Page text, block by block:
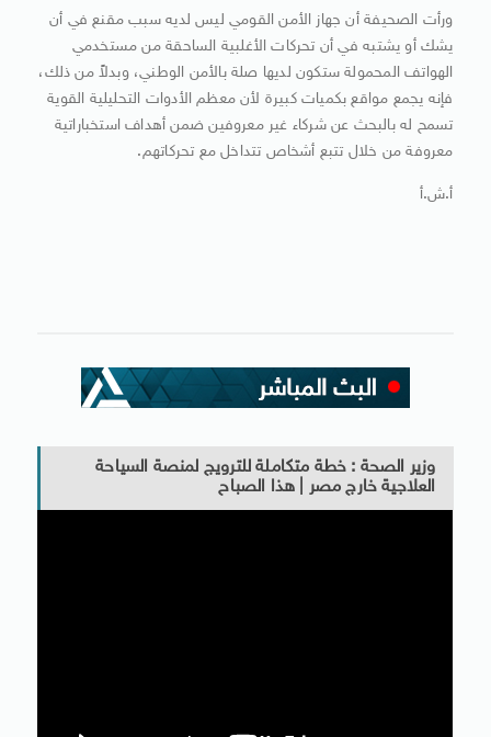
ورأت الصحيفة أن جهاز الأمن القومي ليس لديه سبب مقنع في أن
يشك أو يشتبه في أن تحركات الأغلبية الساحقة من مستخدمي
الهواتف المحمولة ستكون لديها صلة بالأمن الوطني، وبدلاً من ذلك،
فإنه يجمع مواقع بكميات كبيرة لأن معظم الأدوات التحليلية القوية
تسمح له بالبحث عن شركاء غير معروفين ضمن أهداف استخباراتية
معروفة من خلال تتبع أشخاص تتداخل مع تحركاتهم.
أ.ش.أ
وزير الصحة : خطة متكاملة للترويج لمنصة السياحة
العلاجية خارج مصر | هذا الصباح